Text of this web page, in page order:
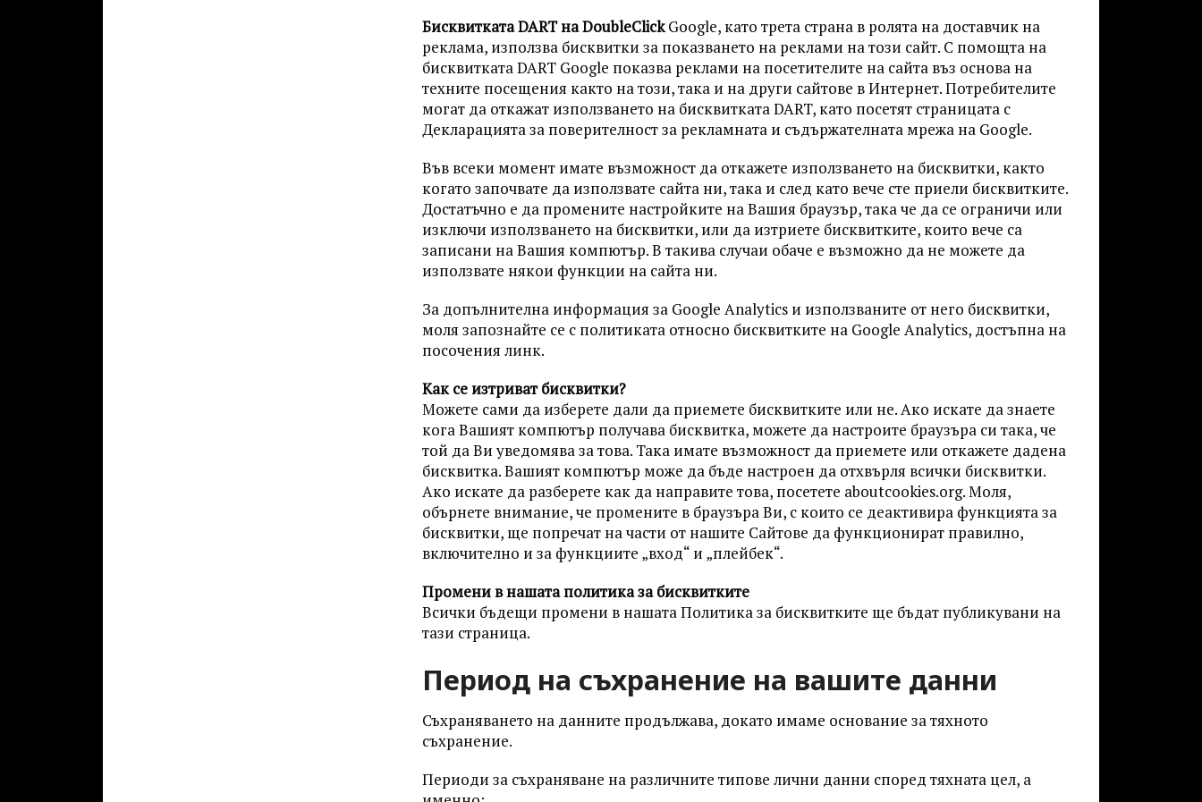
Бисквитката DART на DoubleClickGoogle, като трета страна в ролята на доставчик на
реклама, използва бисквитки за показването на реклами на този сайт. С помощта на
бисквитката DART Google показва реклами на посетителите на сайта въз основа на
техните посещения както на този, така и на други сайтове в Интернет. Потребителите
могат да откажат използването на бисквитката DART, като посетят страницата с
Декларацията за поверителност за рекламната и съдържателната мрежа на Google.
Във всеки момент имате възможност да откажете използването на бисквитки, както
когато започвате да използвате сайта ни, така и след като вече сте приели бисквитките.
Достатъчно е да промените настройките на Вашия браузър, така че да се ограничи или
изключи използването на бисквитки, или да изтриете бисквитките, които вече са
записани на Вашия компютър. В такива случаи обаче е възможно да не можете да
използвате някои функции на сайта ни.
За допълнителна информация за Google Analytics и използваните от него бисквитки,
моля запознайте се с политиката относно бисквитките на Google Analytics, достъпна на
посочения линк.
Как се изтриват бисквитки?
Можете сами да изберете дали да приемете бисквитките или не. Ако искате да знаете
кога Вашият компютър получава бисквитка, можете да настроите браузъра си така, че
той да Ви уведомява за това. Така имате възможност да приемете или откажете дадена
бисквитка. Вашият компютър може да бъде настроен да отхвърля всички бисквитки.
Ако искате да разберете как да направите това, посетете aboutcookies.org. Моля,
обърнете внимание, че промените в браузъра Ви, с които се деактивира функцията за
бисквитки, ще попречат на части от нашите Сайтове да функционират правилно,
включително и за функциите „вход“ и „плейбек“.
Промени в нашата политика за бисквитките
Всички бъдещи промени в нашата Политика за бисквитките ще бъдат публикувани на
тази страница.
Период на съхранение на вашите данни
Съхраняването на данните продължава, докато имаме основание за тяхното
съхранение.
Периоди за съхраняване на различните типове лични данни според тяхната цел, а